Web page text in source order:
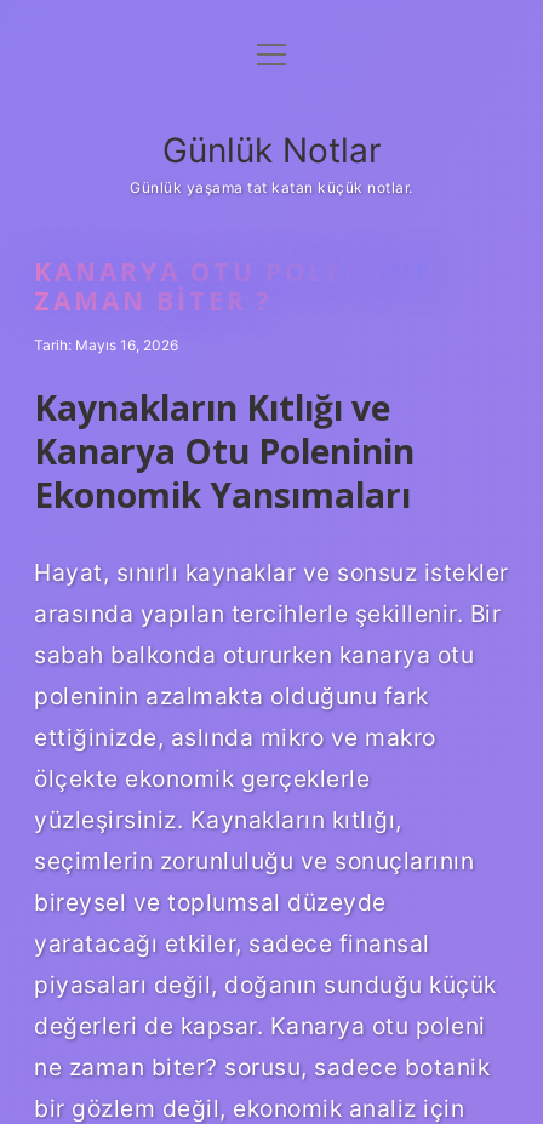
Anasayfa
Yasal Uyarı
menüyü
Günlük Notlar
Günlük yaşama tat katan küçük notlar.
KANARYA OTU POLENI NE
ZAMAN BITER ?
Tarih: Mayıs 16, 2026
Kaynakların Kıtlığı ve
Kanarya Otu Poleninin
Ekonomik Yansımaları
Hayat, sınırlı kaynaklar ve sonsuz istekler
arasında yapılan tercihlerle şekillenir. Bir
sabah balkonda otururken kanarya otu
poleninin azalmakta olduğunu fark
ettiğinizde, aslında mikro ve makro
ölçekte ekonomik gerçeklerle
yüzleşirsiniz. Kaynakların kıtlığı,
seçimlerin zorunluluğu ve sonuçlarının
bireysel ve toplumsal düzeyde
yaratacağı etkiler, sadece finansal
piyasaları değil, doğanın sunduğu küçük
değerleri de kapsar. Kanarya otu poleni
ne zaman biter? sorusu, sadece botanik
bir gözlem değil, ekonomik analiz için